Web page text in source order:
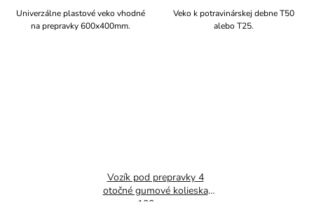
Univerzálne plastové veko vhodné
na prepravky 600x400mm.
Veko k potravinárskej debne T50
alebo T25.
Vozík pod prepravky 4
otočné gumové kolieska
100 mm